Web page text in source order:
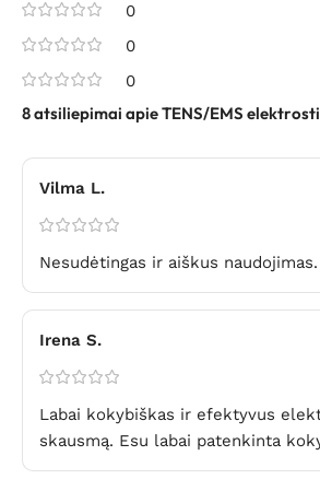
0
0
0
8 atsiliepimai apieTENS/EMS
Vilma L.
Nesudėtingas ir aiškus naudojimas.
Irena S.
Labai kokybiškas ir efektyvus
skausmą. Esu labai patenkinta